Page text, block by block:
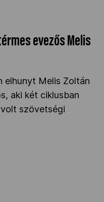
evezős Melis
elhunyt Melis Zoltán
aki két ciklusban
szövetségi